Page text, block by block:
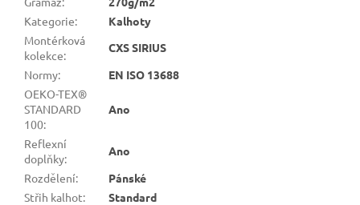
Kategorie:
Kalhoty
Montérková
kolekce:
CXS SIRIUS
Normy:
EN ISO 13688
OEKO-TEX®
STANDARD
100:
Ano
Reflexní
doplňky:
Ano
Rozdělení:
Pánské
Střih kalhot:
Standard